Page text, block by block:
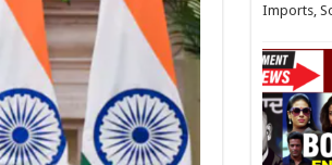
Imports,